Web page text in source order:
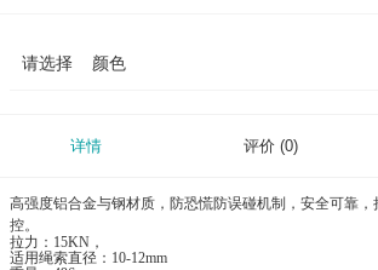
请选择 颜色
详情 评价 (0)
高强度铝合金与钢材质，防恐慌防误碰机制，安全可靠
控。
拉力：15KN，
适用绳索直径：10-12mm